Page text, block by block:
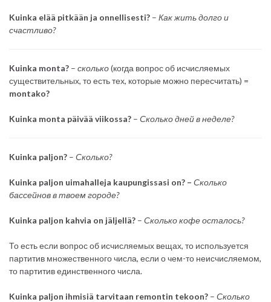
Kuinka elää pitkään ja onnellisesti? – Как жить долго и
счастливо?
Kuinka monta? – сколько(когда вопрос об исчисляемых
существительных, то есть тех, которые можно пересчитать) =
montako?
Kuinka monta päivää viikossa? – Сколько дней в неделе?
Kuinka paljon? – Сколько?
Kuinka paljon uimahalleja kaupungissasi on? – Сколько
бассейнов в твоем городе?
Kuinka paljon kahvia on jäljellä? – Сколько кофе осталось?
То есть если вопрос об исчисляемых вещах, то используется
партитив множественного числа, если о чем-то неисчисляемом,
то партитив единственного числа.
Kuinka paljon ihmisiä tarvitaan remontin tekoon? – Сколько